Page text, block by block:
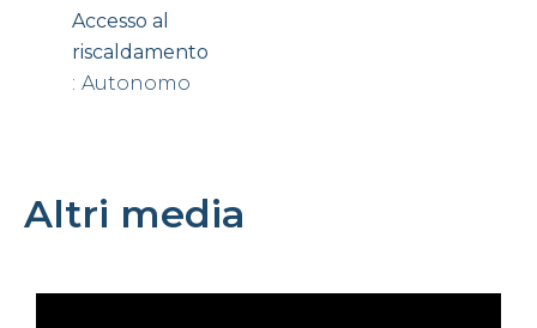
Accesso al
riscaldamento
Autonomo
Altri media